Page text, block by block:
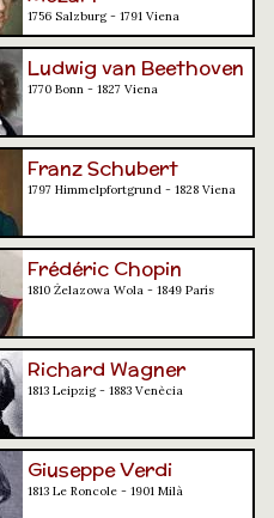
1756 Salzburg - 1791 Viena
Ludwig van Beethoven
1770 Bonn - 1827 Viena
Franz Schubert
1797 Himmelpfortgrund - 1828 Viena
Frédéric Chopin
1810 Żelazowa Wola - 1849 París
Richard Wagner
1813 Leipzig - 1883 Venècia
Giuseppe Verdi
1813 Le Roncole - 1901 Milà